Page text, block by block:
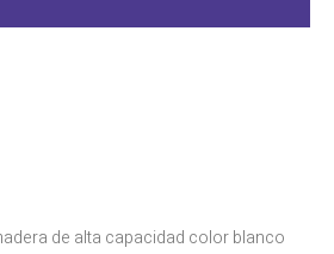
de alta capacidad color blanco